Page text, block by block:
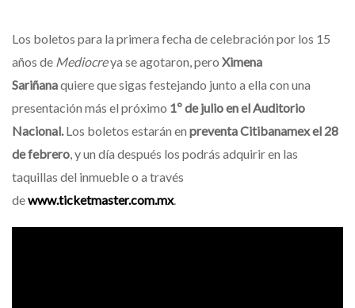
Los boletos para la primera fecha de celebración por los 15
años de Mediocreya se agotaron, pero Ximena
Sariñanaquiere que sigas festejando junto a ella con una
presentación más el próximo 1º de julio en el Auditorio
Nacional. Los boletos estarán en preventa Citibanamex el 28
de febrero , y un día después los podrás adquirir en las
taquillas del inmueble o a través
dewww.ticketmaster.com.mx.